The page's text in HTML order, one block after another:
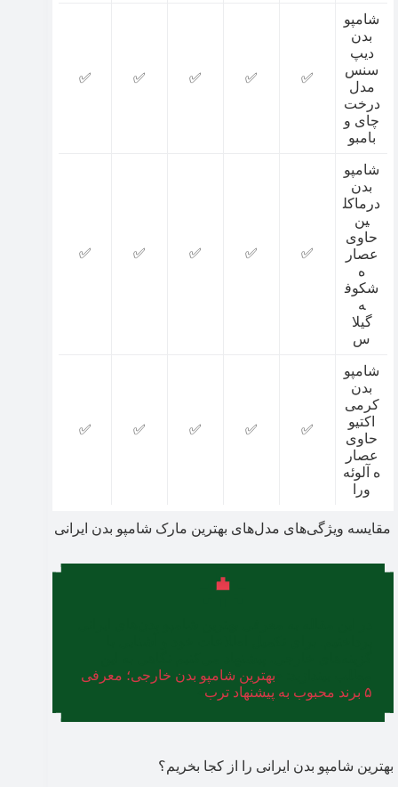
شامپو
بدن
دیپ
سنس
مدل
درخت
چای و
بامبو
✅
✅
✅
✅
✅
شامپو
بدن
درماکل
ین
حاوی
عصار
ه
شکوف
ه
گیلا
س
✅
✅
✅
✅
✅
شامپو
بدن
کرمی
اکتیو
حاوی
عصار
ه آلوئه
ورا
✅
✅
✅
✅
✅
مقایسه ویژگی‌های مدل‌های بهترین مارک شامپو بدن ایرانی
بهترین شامپو بدن خارجی؛ معرفی
۵ برند محبوب به پیشنهاد ترب
بهترین شامپو بدن ایرانی را از کجا بخریم؟